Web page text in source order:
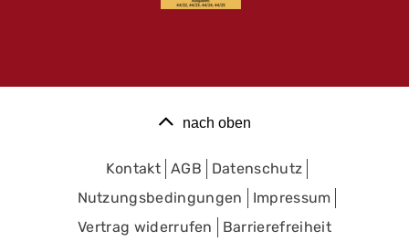
nach oben
Kontakt AGB
Datenschutz
Nutzungsbedingungen
Impressum
Vertrag widerrufen
Barrierefreiheit